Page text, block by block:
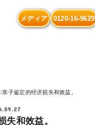
メディア 0120-16-9629
亲子鉴定的经济损失和效益。
失和效益。